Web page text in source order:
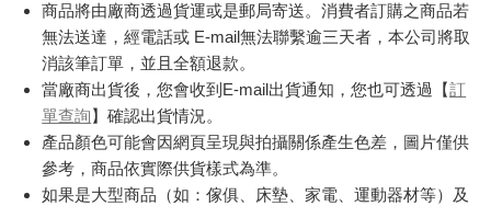
商品將由廠商透過貨運或是郵局寄送。消費者訂購之商品若
無法送達，經電話或 E-mail無法聯繫逾三天者，本公司將取
消該筆訂單，並且全額退款。
當廠商出貨後，您會收到E-mail出貨通知，您也可透過【訂
單查詢】確認出貨情況。
產品顏色可能會因網頁呈現與拍攝關係產生色差，圖片僅供
參考，商品依實際供貨樣式為準。
如果是大型商品（如：傢俱、床墊、家電、運動器材等）及